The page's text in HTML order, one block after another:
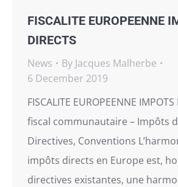
FISCALITE EUROPEENNE
DIRECTS
News By Jacques Malherbe
6 December 2019
FISCALITE EUROPEENNE
fiscal communautaire – Impôts
Directives, Conventions
impôts directs en Europe est,
directives existantes, une